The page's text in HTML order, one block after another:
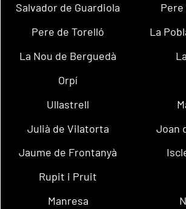
Salvador de Guardiola
Pere de Torelló
La
La Nou de Berguedà
Orpí
Ullastrell
Julià de Vilatorta
Joan
Jaume de Frontanyà
Rupit i Pruit
Manresa